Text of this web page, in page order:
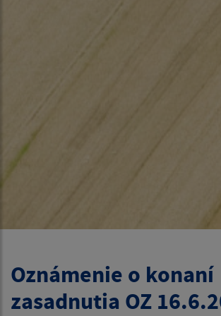
Oznámenie o konaní
zasadnutia OZ